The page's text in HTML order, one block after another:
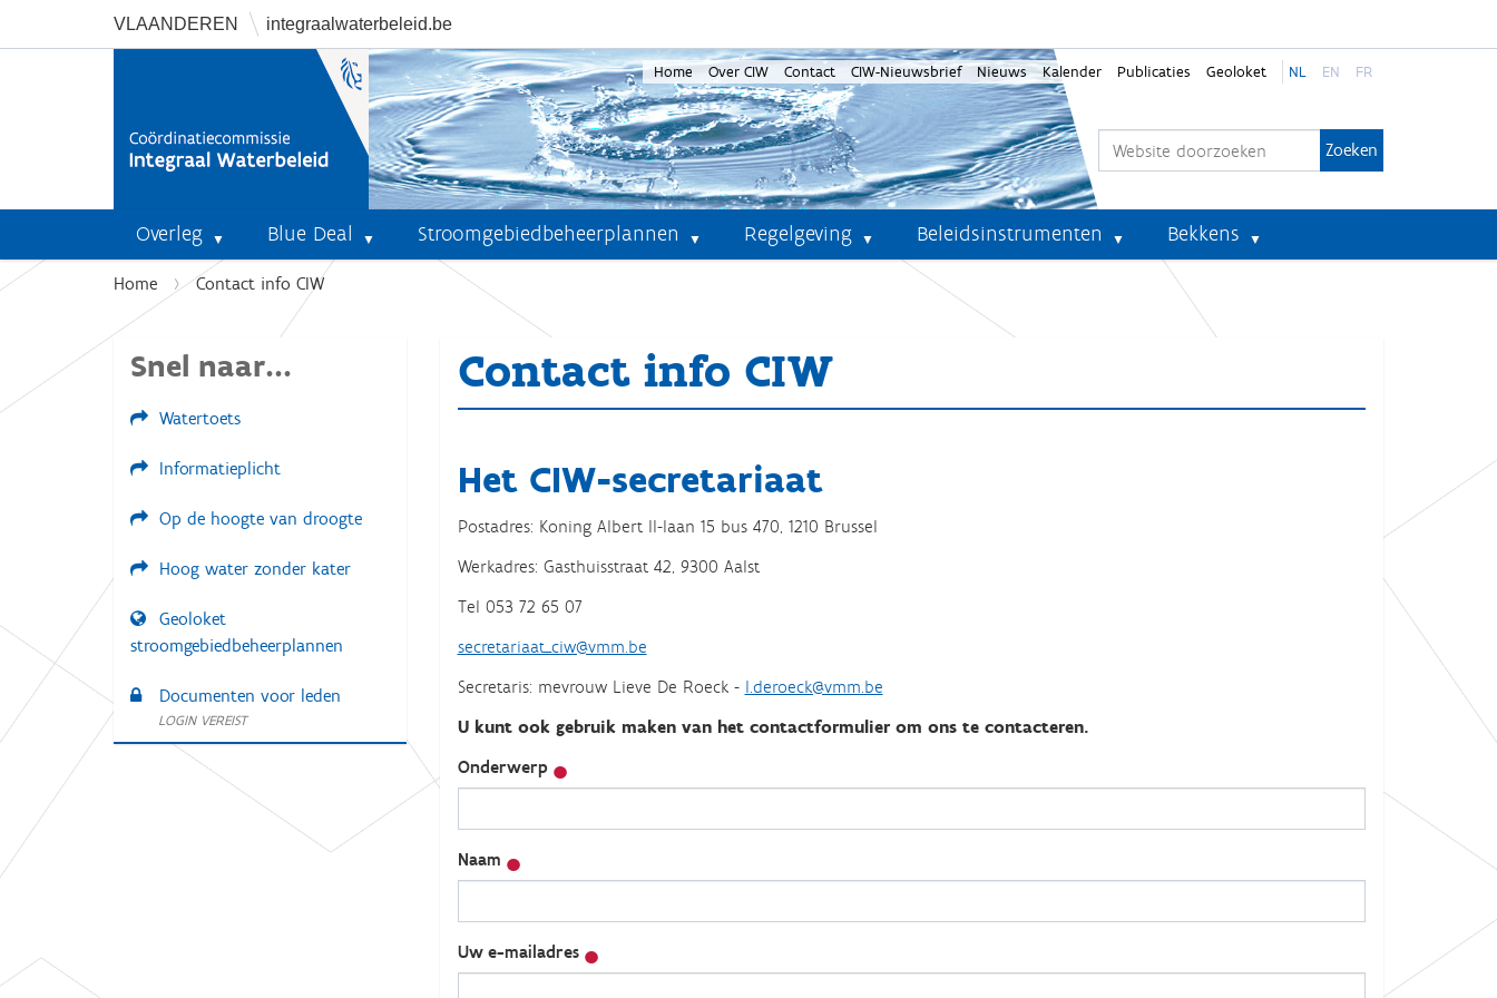
VLAANDEREN integraalwaterbeleid.be
Home Over CIW Contact CIW-Nieuwsbrief Nieuws Kalender Publicaties Geoloket NL EN FR
Overleg Blue Deal Stroomgebiedbeheerplannen Regelgeving Beleidsinstrumenten Bekkens
U
e
Home Contact info CIW
Contact info CIW
Het CIW-secretariaat
Postadres: Koning Albert II-laan 15 bus 470, 1210 Brussel
Werkadres: Gasthuisstraat 42, 9300 Aalst
Tel 053 72 65 07
secretariaat_ciw@vmm.be
Secretaris: mevrouw Lieve De Roeck - l.deroeck@vmm.be
U kunt ook gebruik maken van het contactformulier om ons te contacteren.
Onderwerp
Naam
Uw e-mailadres
Snel naar...
Watertoets
Informatieplicht
Op de hoogte van droogte
Hoog water zonder kater
Geoloket
stroomgebiedbeheerplannen
Documenten voor leden
LOGIN VEREIST